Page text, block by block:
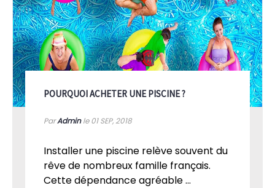
POURQUOI ACHETER UNE PISCINE ?
ParAdminle 01SEP, 2018
Installer une piscine relève souvent du
rêve de nombreux famille français.
Cette dépendance agréable ...